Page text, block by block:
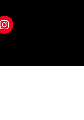
Instagram